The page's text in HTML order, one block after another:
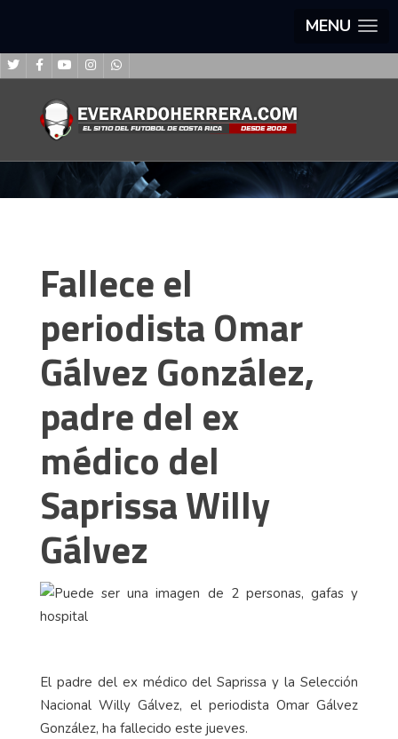
MENU
Fallece el
periodista Omar
Gálvez González,
padre del ex
médico del
Saprissa Willy
Gálvez
El padre del ex médico del Saprissa y la Selección
Nacional Willy Gálvez, el periodista Omar Gálvez
González, ha fallecido este jueves.